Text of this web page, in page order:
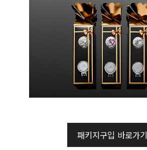
패키지구입 바로가기